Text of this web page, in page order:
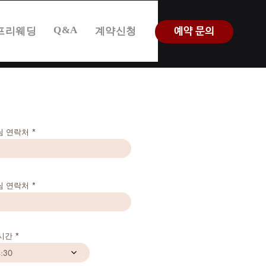
리웨딩 Q&A 계약신청 예약 문의
방법의 일부 또는 전
사항을 충족합니다.
연락처
연락처
간